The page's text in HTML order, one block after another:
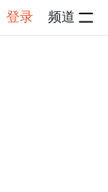
登录 频道